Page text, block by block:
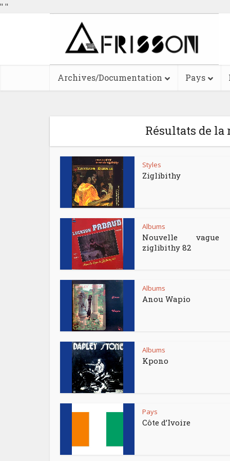
" "
Archives/Documentation Pays
Résultats de
Styles
Ziglibithy
Albums
Nouvelle
ziglibithy 82
Albums
Anou Wapio
Albums
Kpono
Pays
Côte d’Ivoire